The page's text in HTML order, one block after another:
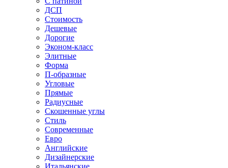
ДСП
Стоимость
Дешевые
Дорогие
Эконом-класс
Элитные
Форма
П-образные
Угловые
Прямые
Радиусные
Скошенные углы
Стиль
Современные
Евро
Английские
Дизайнерские
Итальянские